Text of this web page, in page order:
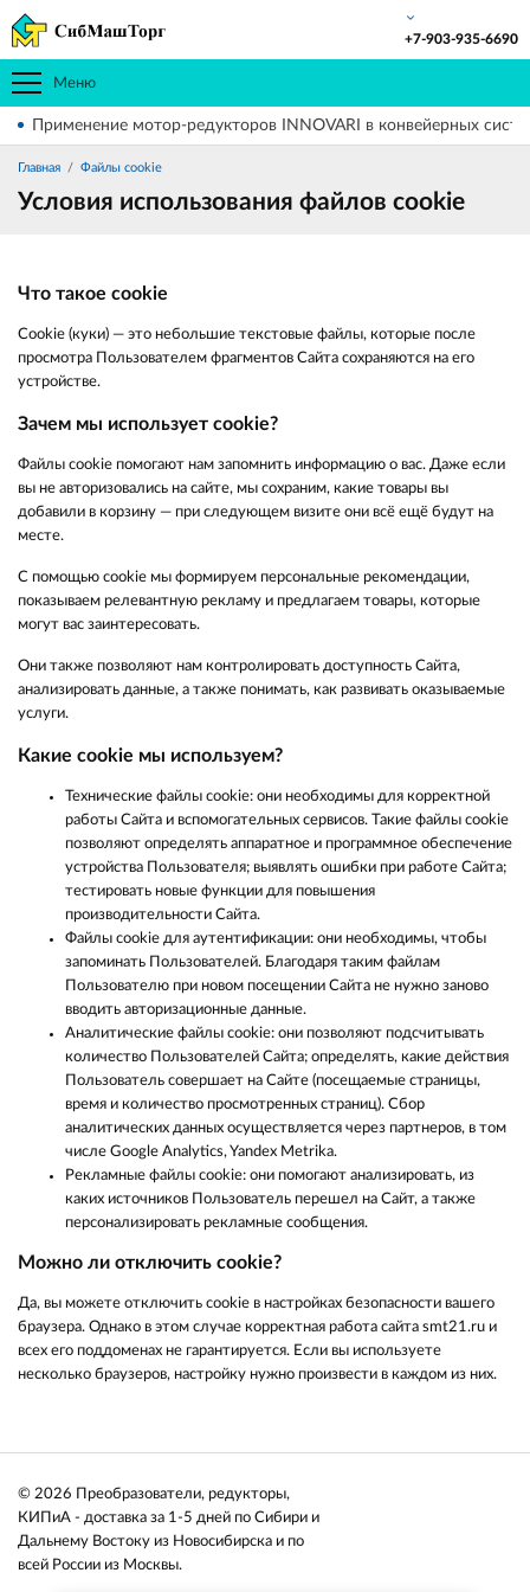
Меню
+7-903-935-6690
Применение мотор-редукторов INNOVARI в конвейерных
Главная Файлы cookie
Условия использования файлов cookie
Что такое cookie
Cookie (куки) — это небольшие текстовые файлы, которые после
просмотра Пользователем фрагментов Сайта сохраняются на его
устройстве.
Зачем мы использует cookie?
Файлы cookie помогают нам запомнить информацию о вас. Даже если
вы не авторизовались на сайте, мы сохраним, какие товары вы
добавили в корзину — при следующем визите они всё ещё будут на
месте.
С помощью cookie мы формируем персональные рекомендации,
показываем релевантную рекламу и предлагаем товары, которые
могут вас заинтересовать.
Они также позволяют нам контролировать доступность Сайта,
анализировать данные, а также понимать, как развивать оказываемые
услуги.
Какие cookie мы используем?
Технические файлы cookie: они необходимы для корректной
работы Сайта и вспомогательных сервисов. Такие файлы cookie
позволяют определять аппаратное и программное обеспечение
устройства Пользователя; выявлять ошибки при работе Сайта;
тестировать новые функции для повышения
производительности Сайта.
Файлы cookie для аутентификации: они необходимы, чтобы
запоминать Пользователей. Благодаря таким файлам
Пользователю при новом посещении Сайта не нужно заново
вводить авторизационные данные.
Аналитические файлы cookie: они позволяют подсчитывать
количество Пользователей Сайта; определять, какие действия
Пользователь совершает на Сайте (посещаемые страницы,
время и количество просмотренных страниц). Сбор
аналитических данных осуществляется через партнеров, в том
числе Google Analytics, Yandex Metrika.
Рекламные файлы cookie: они помогают анализировать, из
каких источников Пользователь перешел на Сайт, а также
персонализировать рекламные сообщения.
Можно ли отключить cookie?
Да, вы можете отключить cookie в настройках безопасности вашего
браузера. Однако в этом случае корректная работа сайта smt21.ru и
всех его поддоменах не гарантируется. Если вы используете
несколько браузеров, настройку нужно произвести в каждом из них.
© 2026 Преобразователи, редукторы,
КИПиА - доставка за 1-5 дней по Сибири и
Дальнему Востоку из Новосибирска и по
всей России из Москвы.